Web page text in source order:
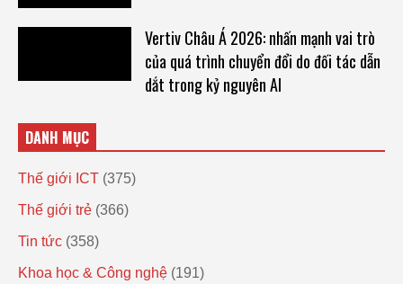
Vertiv Châu Á 2026: nhấn mạnh vai trò
của quá trình chuyển đổi do đối tác dẫn
dắt trong kỷ nguyên AI
DANH MỤC
Thế giới ICT (375)
Thế giới trẻ (366)
Tin tức (358)
Khoa học & Công nghệ (191)